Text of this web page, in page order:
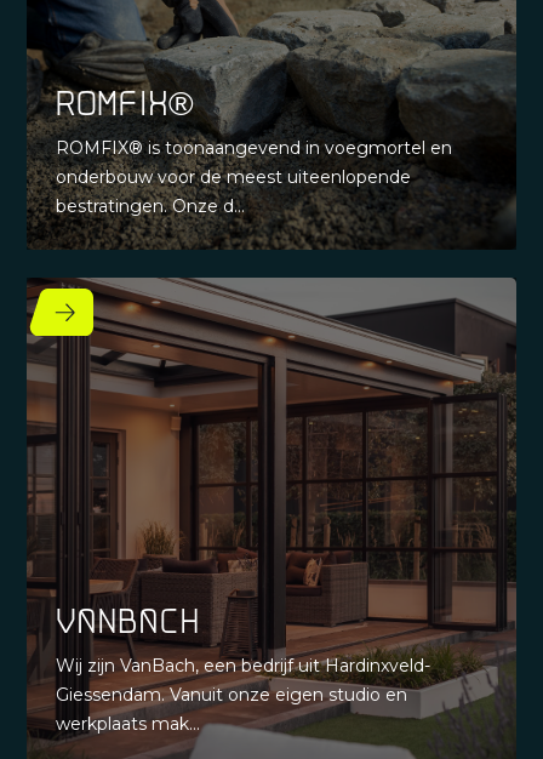
ROMFIX®
ROMFIX® is toonaangevend in voegmortel en
onderbouw voor de meest uiteenlopende
bestratingen. Onze d...
vanBach
Wij zijn VanBach, een bedrijf uit Hardinxveld-
Giessendam. Vanuit onze eigen studio en
werkplaats mak...